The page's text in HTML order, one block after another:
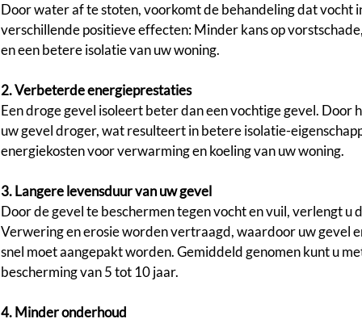
Door water af te stoten, voorkomt de behandeling dat vocht
verschillende positieve effecten: Minder kans op
en een betere isolatie van uw woning.
2. Verbeterde energieprestaties
Een droge gevel isoleert beter dan een vochtige gevel.
uw gevel droger, wat resulteert in betere isolatie-
energiekosten voor verwarming en koeling van uw woning.
3. Langere levensduur van uw gevel
Door de gevel te beschermen tegen vocht en vuil, verlengt u
Verwering en erosie worden vertraagd, waardoor uw gevel
snel moet aangepakt worden. Gemiddeld genomen kunt u
bescherming van 5 tot 10 jaar.
4. Minder onderhoud